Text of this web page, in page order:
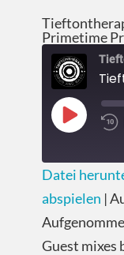
Primetime
RSS FEED
TEILEN
LINK
Datei
abspielen |
Guest mixes